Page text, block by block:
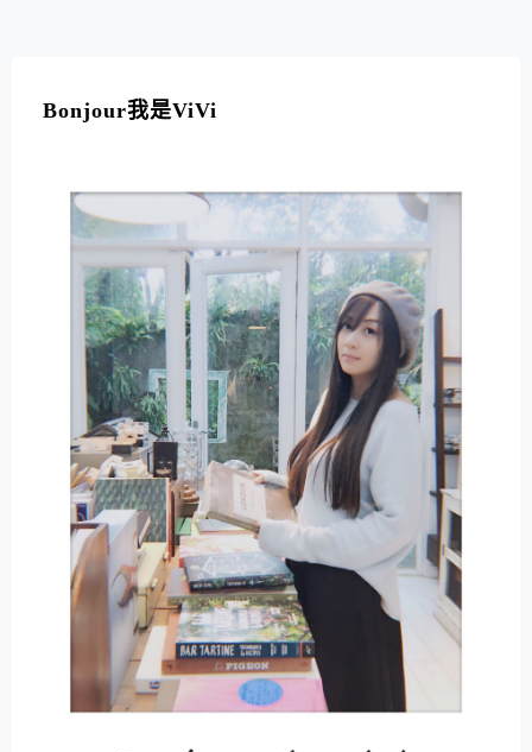
Bonjour我是ViVi